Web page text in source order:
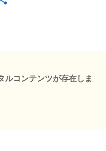
ルコンテンツが存在しま